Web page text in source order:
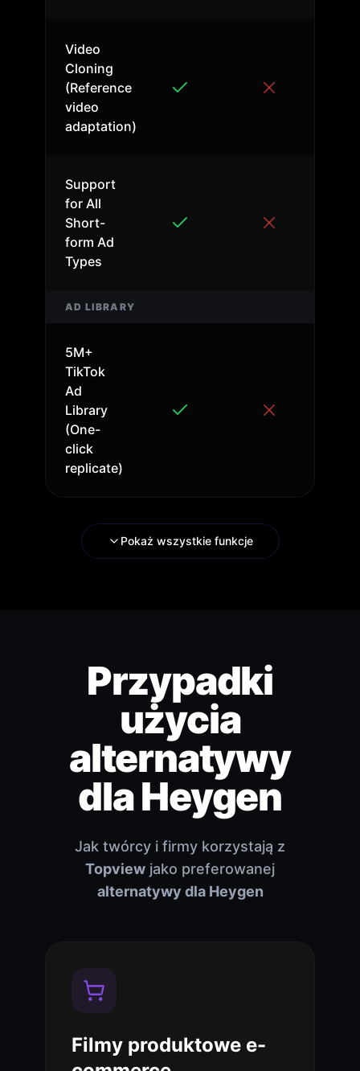
Video
Cloning
(Reference
video
adaptation)
Support
for All
Short-
form Ad
Types
AD LIBRARY
5M+
TikTok
Ad
Library
(One-
click
replicate)
Pokaż wszystkie funkcje
Przypadki
użycia
alternatywy
dla Heygen
Jak twórcy i firmy korzystają z
Topview jako preferowanej
alternatywy dla Heygen
Filmy produktowe e-